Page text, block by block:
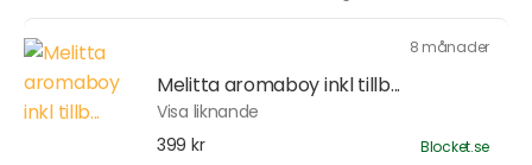
8 månader
Melitta aromaboy inkl tillb...
Visa liknande
399 kr
Blocket.se